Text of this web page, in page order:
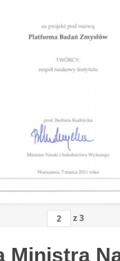
z3
Ministra